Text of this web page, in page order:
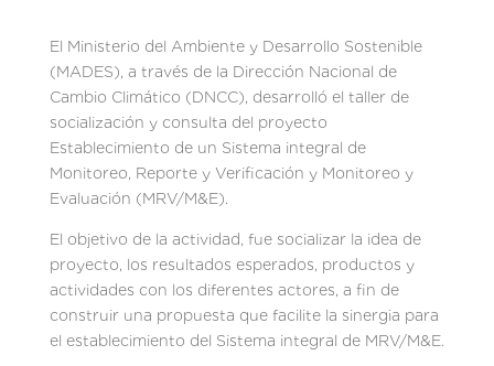
El Ministerio del Ambiente y Desarrollo Sostenible
(MADES), a través de la Dirección Nacional de
Cambio Climático (DNCC), desarrolló el taller de
socialización y consulta del proyecto
Establecimiento de un Sistema integral de
Monitoreo, Reporte y Verificación y Monitoreo y
Evaluación (MRV/M&E).
El objetivo de la actividad, fue socializar la idea de
proyecto, los resultados esperados, productos y
actividades con los diferentes actores, a fin de
construir una propuesta que facilite la sinergia para
el establecimiento del Sistema integral de MRV/M&E.